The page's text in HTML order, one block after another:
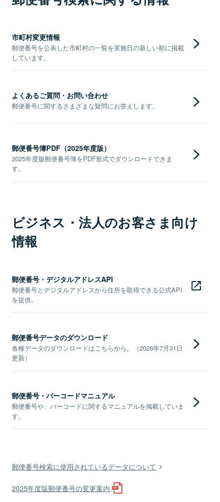
市町村変更情報
郵便番号を公表した市町村の一覧を実施日の新しい順に掲載
しています。
よくあるご質問・お問い合わせ
郵便番号に関するさまざまな疑問にお答えします。
郵便番号簿PDF（2025年度版）
2025年度版郵便番号簿をPDF形式でダウンロードできま
す。
ビジネス・法人のお客さま向け
情報
郵便番号・デジタルアドレスAPI
郵便番号とデジタルアドレスから住所を取得できる公式API
を提供。
郵便番号データのダウンロード
各種データのダウンロードはこちらから。（2026年7月31日
更新）
郵便番号・バーコードマニュアル
郵便番号や、バーコードに関するマニュアルを掲載していま
す。
郵便番号検索に使用されているデータについて
2025年度版郵便番号の変更案内